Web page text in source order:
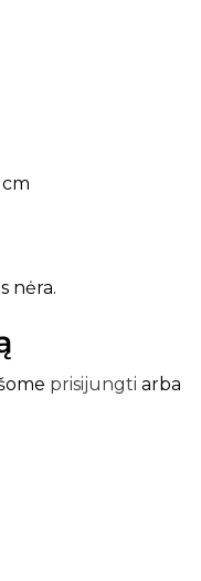
nėra.
prisijungti arba